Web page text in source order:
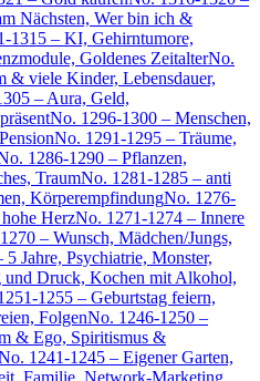
Nächsten, Wer bin ich &
1315 – KI, Gehirntumore,
Goldenes ZeitalterNo.
& viele Kinder, Lebensdauer,
– Aura, Geld,
No. 1296-1300 – Menschen,
No. 1291-1295 – Träume,
1286-1290 – Pflanzen,
TraumNo. 1281-1285 – anti
KörperempfindungNo. 1276-
HerzNo. 1271-1274 – Innere
– Wunsch, Mädchen/Jungs,
Jahre, Psychiatrie, Monster,
und Druck, Kochen mit Alkohol,
1255 – Geburtstag feiern,
FolgenNo. 1246-1250 –
& Ego, Spiritismus &
1241-1245 – Eigener Garten,
Familie, Network-Marketing,